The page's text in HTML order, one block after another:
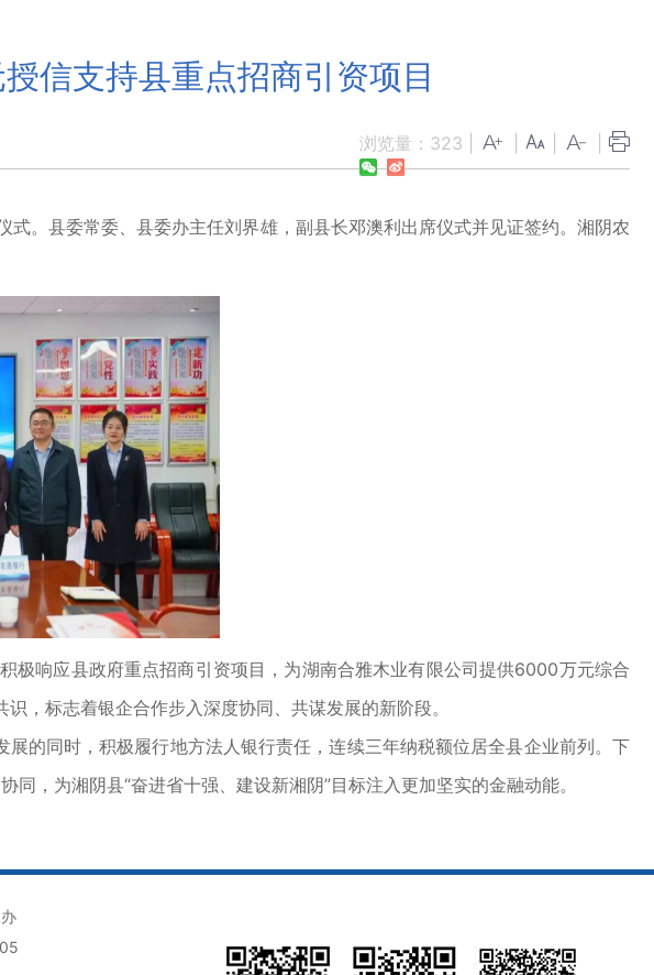
信支持县重点招商引资项目
浏览量： 323
。县委常委、县委办主任刘界雄，副县长邓澳利出席仪式并见证签约。湘阴农
响应县政府重点招商引资项目，为湖南合雅木业有限公司提供6000万元综合
，标志着银企合作步入深度协同、共谋发展的新阶段。
的同时，积极履行地方法人银行责任，连续三年纳税额位居全县企业前列。下
，为湘阴县“奋进省十强、建设新湘阴”目标注入更加坚实的金融动能。